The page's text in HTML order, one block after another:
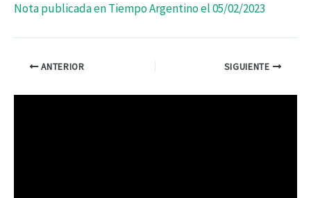
Nota publicada en Tiempo Argentino el 05/02/2023
ANTERIOR SIGUIENTE